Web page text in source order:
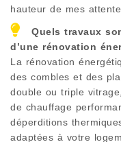
hauteur de mes
Quels travaux
d’une rénovation
La rénovation
des combles et des
double ou triple
de chauffage
déperditions
adaptées à votre